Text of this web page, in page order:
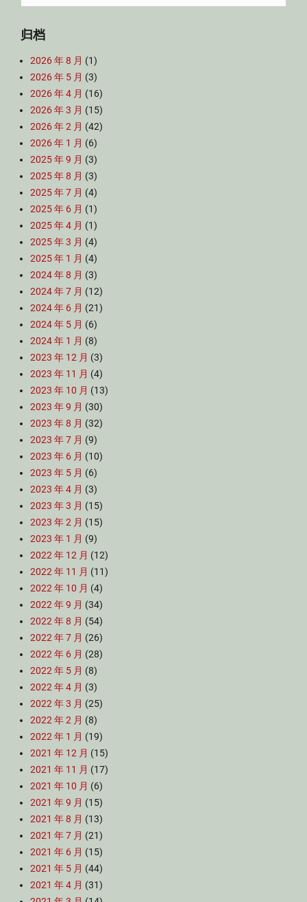
for:
归档
2026 年 8 月 (1)
2026 年 5 月 (3)
2026 年 4 月 (16)
2026 年 3 月 (15)
2026 年 2 月 (42)
2026 年 1 月 (6)
2025 年 9 月 (3)
2025 年 8 月 (3)
2025 年 7 月 (4)
2025 年 6 月 (1)
2025 年 4 月 (1)
2025 年 3 月 (4)
2025 年 1 月 (4)
2024 年 8 月 (3)
2024 年 7 月 (12)
2024 年 6 月 (21)
2024 年 5 月 (6)
2024 年 1 月 (8)
2023 年 12 月 (3)
2023 年 11 月 (4)
2023 年 10 月 (13)
2023 年 9 月 (30)
2023 年 8 月 (32)
2023 年 7 月 (9)
2023 年 6 月 (10)
2023 年 5 月 (6)
2023 年 4 月 (3)
2023 年 3 月 (15)
2023 年 2 月 (15)
2023 年 1 月 (9)
2022 年 12 月 (12)
2022 年 11 月 (11)
2022 年 10 月 (4)
2022 年 9 月 (34)
2022 年 8 月 (54)
2022 年 7 月 (26)
2022 年 6 月 (28)
2022 年 5 月 (8)
2022 年 4 月 (3)
2022 年 3 月 (25)
2022 年 2 月 (8)
2022 年 1 月 (19)
2021 年 12 月 (15)
2021 年 11 月 (17)
2021 年 10 月 (6)
2021 年 9 月 (15)
2021 年 8 月 (13)
2021 年 7 月 (21)
2021 年 6 月 (15)
2021 年 5 月 (44)
2021 年 4 月 (31)